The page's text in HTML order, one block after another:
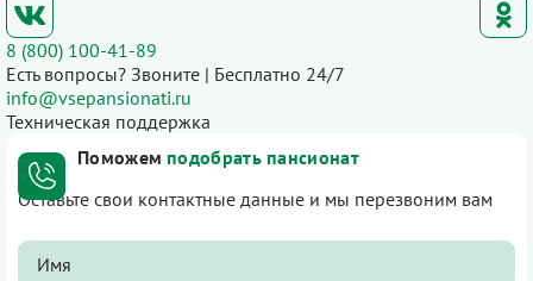
8 (800) 100-41-89
Есть вопросы? Звоните | Бесплатно 24/7
info@vsepansionati.ru
Техническая поддержка
Поможем подобрать пансионат
Оставьте свои контактные данные и мы перезвоним вам